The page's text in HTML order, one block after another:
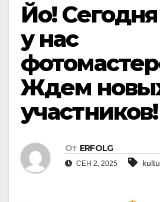
Йо! Сегодня
у нас
Ждем
участников!
От ERFOLG
СЕН 2, 2025